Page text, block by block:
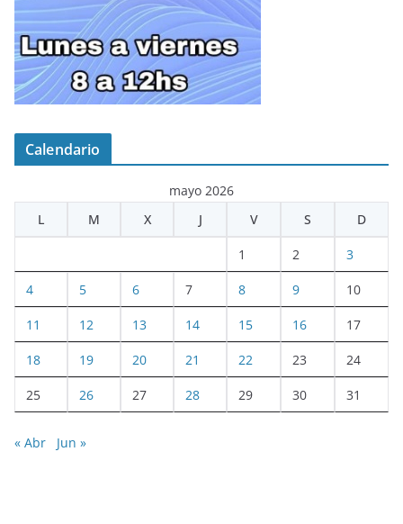
Calendario
mayo 2026
L
M X J V S D
1 2 3
4 5 6 7 8 9 10
11 12 13 14 15 16 17
18 19 20 21 22 23 24
25 26 27 28 29 30 31
« Abr Jun »